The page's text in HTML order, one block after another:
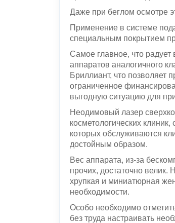
Даже при беглом осмотре
Применение в системе
специальным покрытием
Самое главное, что радует
аппаратов аналогичного
Бриллиант, что позволяет
ограниченное
выгодную ситуацию для
Неодимовый лазер
косметологических
которых обслуживаются
достойным образом.
Вес аппарата, из-за
прочих, достаточно
хрупкая и миниатюрная
необходимости.
Особо необходимо
без труда настраивать